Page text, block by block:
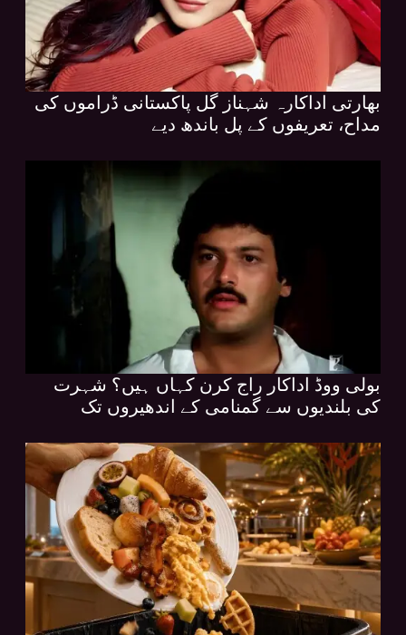
بھارتی اداکارہ شہناز گل پاکستانی ڈراموں کی
مداح، تعریفوں کے پل باندھ دیے
بولی ووڈ اداکار راج کرن کہاں ہیں؟ شہرت
کی بلندیوں سے گمنامی کے اندھیروں تک